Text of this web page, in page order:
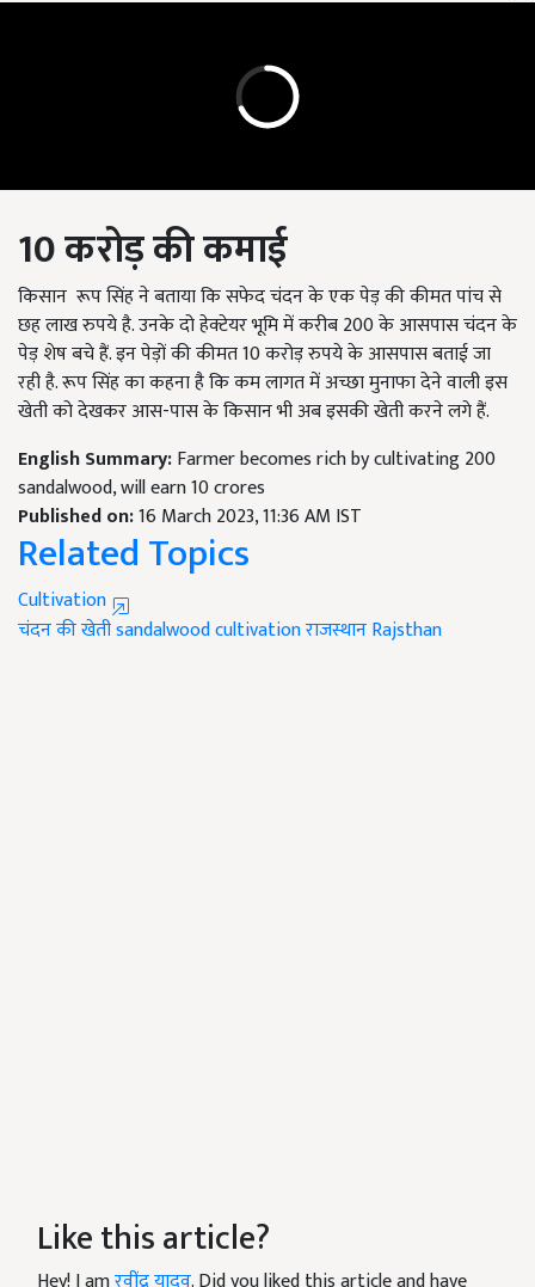
10 करोड़ की कमाई
किसान रूप सिंह ने बताया कि सफेद चंदन के एक पेड़ की कीमत पांच से
छह लाख रुपये है. उनके दो हेक्टेयर भूमि में करीब 200 के आसपास चंदन के
पेड़ शेष बचे हैं. इन पेड़ों की कीमत 10 करोड़ रुपये के आसपास बताई जा
रही है. रूप सिंह का कहना है कि कम लागत में अच्छा मुनाफा देने वाली इस
खेती को देखकर आस-पास के किसान भी अब इसकी खेती करने लगे हैं.
English Summary:Farmer becomes rich by cultivating 200
sandalwood, will earn 10 crores
Published on:16 March 2023, 11:36 AM IST
Related Topics
Cultivation
चंदन की खेतीsandalwood cultivationराजस्थानRajsthan
Like this article?